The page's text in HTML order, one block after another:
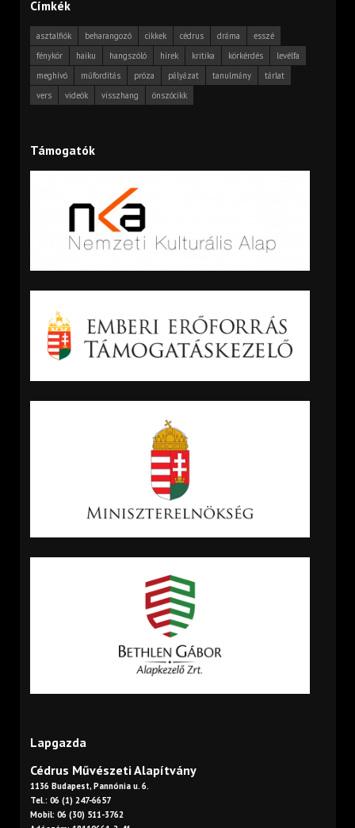
Címkék
asztalfiók beharangozó cikkek cédrus dráma
esszé
fénykör
haiku hangszóló hírek kritika körkérdés
levélfa
meghívó
műfordítás próza pályázat tanulmány
tárlat
vers
videók visszhang önszócikk
Támogatók
Lapgazda
Cédrus Művészeti Alapítvány
1136 Budapest, Pannónia u. 6.
Tel.: 06 (1) 247-6657
Mobil: 06 (30) 511-3762